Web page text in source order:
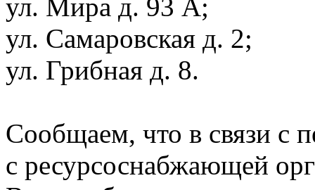
ул. Мира д. 93 А;
ул. Самаровская д. 2;
ул. Грибная д. 8.
Сообщаем, что в связи с
с ресурсоснабжающей